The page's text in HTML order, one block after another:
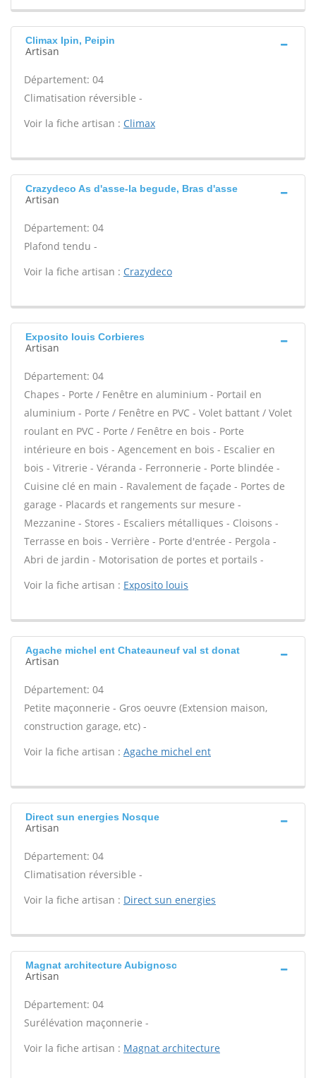
Climax Ipin, Peipin
Artisan
Département: 04
Climatisation réversible -
Voir la fiche artisan : Climax
Crazydeco As d'asse-la begude, Bras d'asse
Artisan
Département: 04
Plafond tendu -
Voir la fiche artisan : Crazydeco
Exposito louis Corbieres
Artisan
Département: 04
Chapes - Porte / Fenêtre en aluminium - Portail en
aluminium - Porte / Fenêtre en PVC - Volet battant / Volet
roulant en PVC - Porte / Fenêtre en bois - Porte
intérieure en bois - Agencement en bois - Escalier en
bois - Vitrerie - Véranda - Ferronnerie - Porte blindée -
Cuisine clé en main - Ravalement de façade - Portes de
garage - Placards et rangements sur mesure -
Mezzanine - Stores - Escaliers métalliques - Cloisons -
Terrasse en bois - Verrière - Porte d'entrée - Pergola -
Abri de jardin - Motorisation de portes et portails -
Voir la fiche artisan : Exposito louis
Agache michel ent Chateauneuf val st donat
Artisan
Département: 04
Petite maçonnerie - Gros oeuvre (Extension maison,
construction garage, etc) -
Voir la fiche artisan : Agache michel ent
Direct sun energies Nosque
Artisan
Département: 04
Climatisation réversible -
Voir la fiche artisan : Direct sun energies
Magnat architecture Aubignosc
Artisan
Département: 04
Surélévation maçonnerie -
Voir la fiche artisan : Magnat architecture